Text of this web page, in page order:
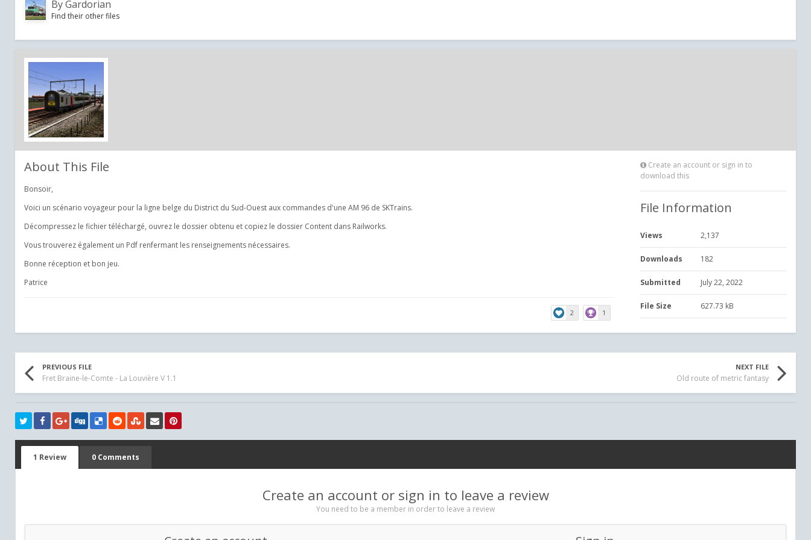
ByGardorian
Find their other files
About This File
Bonsoir,
Voici un scénario voyageur pour la ligne belge du District du Sud-Ouest aux commandes d'une AM 96 de SKTrains.
Décompressez le fichier téléchargé, ouvrez le dossier obtenu et copiez le dossier Content dans Railworks.
Vous trouverez également un Pdf renfermant les renseignements nécessaires.
Bonne réception et bon jeu.
Patrice
2 1
Create an account or sign in to
download this
File Information
Views 2,137
Downloads 182
Submitted July 22, 2022
File Size 627.73 kB
PREVIOUS FILE
Fret Braine-le-Comte - La Louvière V 1.1
NEXT FILE
Old route of metric fantasy
1 Review 0 Comments
Create an account or sign in to leave a review
You need to be a member in order to leave a review